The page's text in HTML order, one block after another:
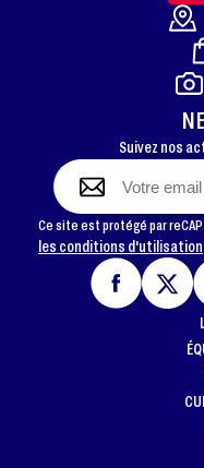
Suivez nos
Ce site est protégé par
les conditions d'utilisation